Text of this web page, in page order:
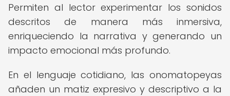
Permiten al lector experimentar los sonidos
descritos de manera más inmersiva,
enriqueciendo la narrativa y generando un
impacto emocional más profundo.
En el lenguaje cotidiano, las onomatopeyas
añaden un matiz expresivo y descriptivo a la